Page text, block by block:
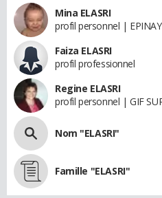
Mina ELASRI
profil personnel | EPINAY
Faiza ELASRI
profil professionnel
Regine ELASRI
profil personnel | GIF
Nom "ELASRI"
Famille "ELASRI"